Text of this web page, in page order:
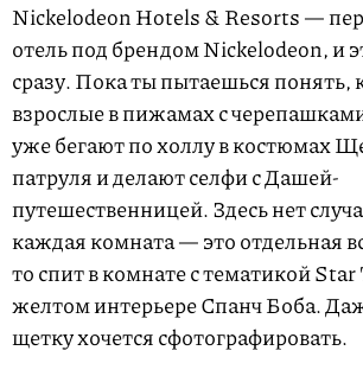
Nickelodeon Hotels & Resorts —
отель под брендом Nickelodeon, и
сразу. Пока ты пытаешься понять,
взрослые в пижамах с
уже бегают по холлу в костюмах
патруля и делают селфи с Дашей-
путешественницей. Здесь нет
каждая комната — это отдельная
то спит в комнате с тематикой
желтом интерьере Спанч Боба.
щетку хочется сфотографировать.